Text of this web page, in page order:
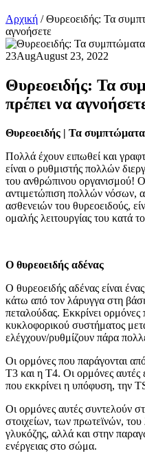
Αρχική /Θυρεοειδής: Τα
αγνοήσετε
23AugAugust 23, 2022
Θυρεοειδής: Τα
πρέπει να
Θυρεοειδής | Τα συμπτώματα
Πολλά έχουν ειπωθεί και
είναι ο ρυθμιστής πολλών
του ανθρώπινου οργανισμού!
αντιμετώπιση πολλών νόσων,
ασθενειών του θυρεοειδούς,
ομαλής λειτουργίας του κατά
Ο θυρεοειδής αδένας
Ο θυρεοειδής αδένας είναι
κάτω από τον λάρυγγα στη
πεταλούδας. Εκκρίνει
κυκλοφορικού συστήματος
ελέγχουν/ρυθμίζουν πάρα
Οι ορμόνες που παράγονται
Τ3 και η Τ4. Οι ορμόνες αυτές
που εκκρίνει η υπόφυση, την
Οι ορμόνες αυτές συντελούν
στοιχείων, των πρωτεϊνών,
γλυκόζης, αλλά και στην
ενέργειας στο σώμα.